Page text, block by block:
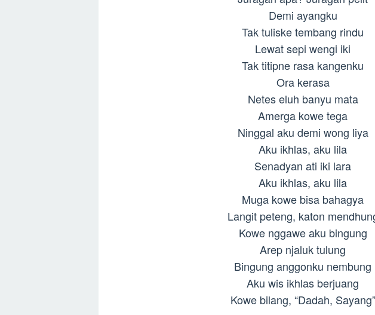
Demi ayangku
Tak tuliske tembang rindu
Lewat sepi wengi iki
Tak titipne rasa kangenku
Ora kerasa
Netes eluh banyu mata
Amerga kowe tega
Ninggal aku demi wong liya
Aku ikhlas, aku lila
Senadyan ati iki lara
Aku ikhlas, aku lila
Muga kowe bisa bahagya
Langit peteng, katon
Kowe nggawe aku bingung
Arep njaluk tulung
Bingung anggonku nembung
Aku wis ikhlas berjuang
Kowe bilang, “Dadah, Sayang”